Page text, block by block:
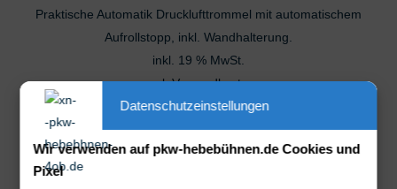
Praktische Automatik Drucklufttrommel mit automatischem
Aufrollstopp, inkl. Wandhalterung.
inkl. 19 % MwSt.
zzgl.Versandkosten
AUTOMATISCHER KABELAUFROLLER 15 M
Datenschutzeinstellungen
Wir verwenden auf pkw-hebebühnen.de Cookies und
Pixel